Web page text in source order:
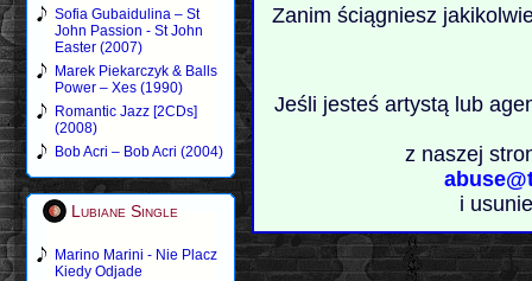
Sofia Gubaidulina – St
John Passion - St John
Easter (2007)
Marek Piekarczyk & Balls
Power – Xes (1990)
Romantic Jazz [2CDs]
(2008)
Bob Acri – Bob Acri (2004)
Lubiane Single
Marino Marini - Nie Placz
Kiedy Odjade
Zanim ściągniesz
Jeśli jesteś artystą lub
z naszej
i